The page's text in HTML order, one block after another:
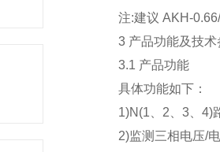
注:建议 AKH-0.66/
3 产品功能及技术
3.1 产品功能
具体功能如下：
1)N(1、2、3、4)路
2)监测三相电压/电